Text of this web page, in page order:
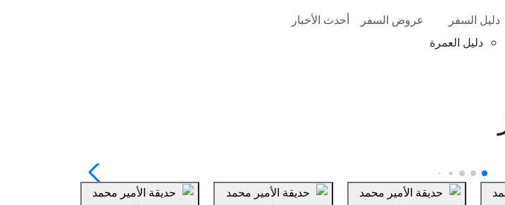
دليل السفر
دليل العمرة
عروض السفر أحدث الأخبار